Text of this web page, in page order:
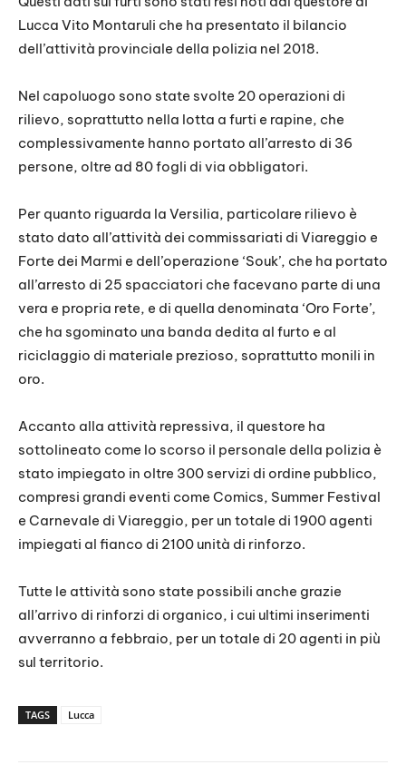
Lucca Vito Montaruli che ha presentato il bilancio
dell’attività provinciale della polizia nel 2018.
Nel capoluogo sono state svolte 20 operazioni di
rilievo, soprattutto nella lotta a furti e rapine, che
complessivamente hanno portato all’arresto di 36
persone, oltre ad 80 fogli di via obbligatori.
Per quanto riguarda la Versilia, particolare rilievo è
stato dato all’attività dei commissariati di Viareggio e
Forte dei Marmi e dell’operazione ‘Souk’, che ha portato
all’arresto di 25 spacciatori che facevano parte di una
vera e propria rete, e di quella denominata ‘Oro Forte’,
che ha sgominato una banda dedita al furto e al
riciclaggio di materiale prezioso, soprattutto monili in
oro.
Accanto alla attività repressiva, il questore ha
sottolineato come lo scorso il personale della polizia è
stato impiegato in oltre 300 servizi di ordine pubblico,
compresi grandi eventi come Comics, Summer Festival
e Carnevale di Viareggio, per un totale di 1900 agenti
impiegati al fianco di 2100 unità di rinforzo.
Tutte le attività sono state possibili anche grazie
all’arrivo di rinforzi di organico, i cui ultimi inserimenti
avverranno a febbraio, per un totale di 20 agenti in più
sul territorio.
TAGS Lucca